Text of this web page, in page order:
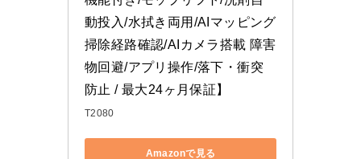
動投入/水拭き両用/AIマッピング
掃除経路確認/AIカメラ搭載 障害
物回避/アプリ操作/落下・衝突
防止 / 最大24ヶ月保証】
T2080
Amazonで見る